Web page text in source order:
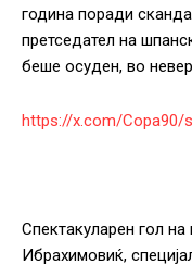
година поради
претседател на
беше осуден, во
https://x.com/Copa90/
Спектакуларен гол
Ибрахимовиќ,